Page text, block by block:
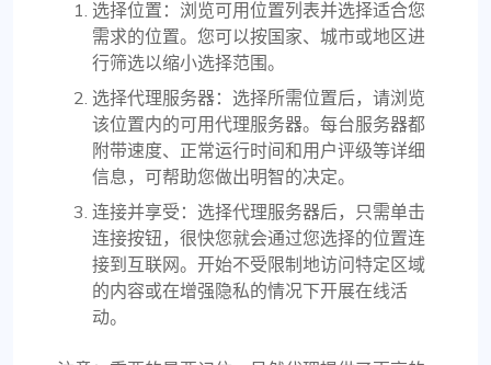
选择位置：浏览可用位置列表并选择适合您
需求的位置。您可以按国家、城市或地区进
行筛选以缩小选择范围。
选择代理服务器：选择所需位置后，请浏览
该位置内的可用代理服务器。每台服务器都
附带速度、正常运行时间和用户评级等详细
信息，可帮助您做出明智的决定。
连接并享受：选择代理服务器后，只需单击
连接按钮，很快您就会通过您选择的位置连
接到互联网。开始不受限制地访问特定区域
的内容或在增强隐私的情况下开展在线活
动。